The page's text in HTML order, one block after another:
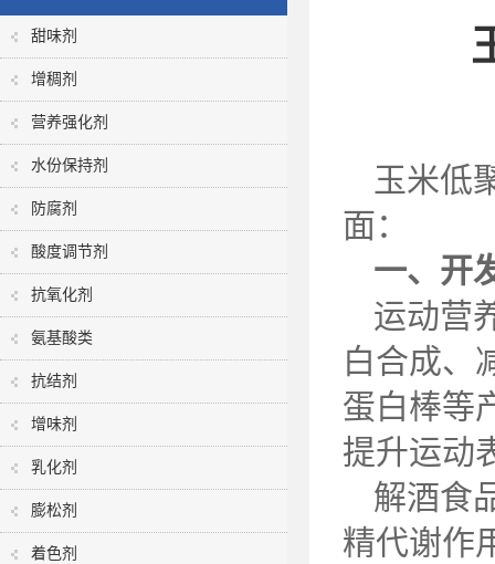
甜味剂
增稠剂
营养强化剂
水份保持剂
防腐剂
酸度调节剂
抗氧化剂
氨基酸类
抗结剂
增味剂
乳化剂
膨松剂
着色剂
玉米低
面：
一、开
运动营
白合成、
蛋白棒等
提升运动
解酒食
精代谢作